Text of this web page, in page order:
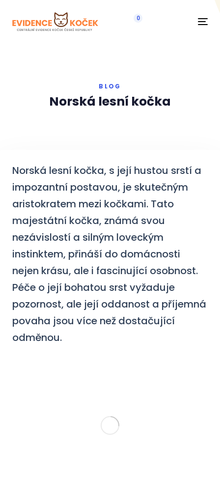
0
BLOG
Norská lesní kočka
Norská lesní kočka, s její hustou srstí a
impozantní postavou, je skutečným
aristokratem mezi kočkami. Tato
majestátní kočka, známá svou
nezávislostí a silným loveckým
instinktem, přináší do domácnosti
nejen krásu, ale i fascinující osobnost.
Péče o její bohatou srst vyžaduje
pozornost, ale její oddanost a příjemná
povaha jsou více než dostačující
odměnou.